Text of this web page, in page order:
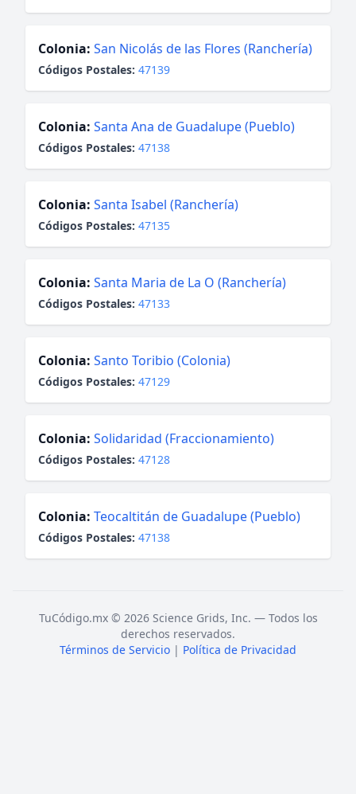
Colonia: San Nicolás de las Flores (Ranchería)
Códigos Postales: 47139
Colonia: Santa Ana de Guadalupe (Pueblo)
Códigos Postales: 47138
Colonia: Santa Isabel (Ranchería)
Códigos Postales: 47135
Colonia: Santa Maria de La O (Ranchería)
Códigos Postales: 47133
Colonia: Santo Toribio (Colonia)
Códigos Postales: 47129
Colonia: Solidaridad (Fraccionamiento)
Códigos Postales: 47128
Colonia: Teocaltitán de Guadalupe (Pueblo)
Códigos Postales: 47138
TuCódigo.mx © 2026 Science Grids, Inc. — Todos los
derechos reservados.
Términos de Servicio | Política de Privacidad